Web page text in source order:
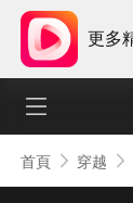
更多
首頁 穿越